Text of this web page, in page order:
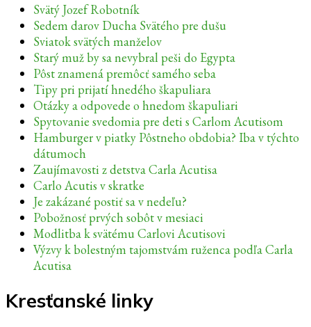
Svätý Jozef Robotník
Sedem darov Ducha Svätého pre dušu
Sviatok svätých manželov
Starý muž by sa nevybral peši do Egypta
Pôst znamená premôcť samého seba
Tipy pri prijatí hnedého škapuliara
Otázky a odpovede o hnedom škapuliari
Spytovanie svedomia pre deti s Carlom Acutisom
Hamburger v piatky Pôstneho obdobia? Iba v týchto
dátumoch
Zaujímavosti z detstva Carla Acutisa
Carlo Acutis v skratke
Je zakázané postiť sa v nedeľu?
Pobožnosť prvých sobôt v mesiaci
Modlitba k svätému Carlovi Acutisovi
Výzvy k bolestným tajomstvám ruženca podľa Carla
Acutisa
Kresťanské linky